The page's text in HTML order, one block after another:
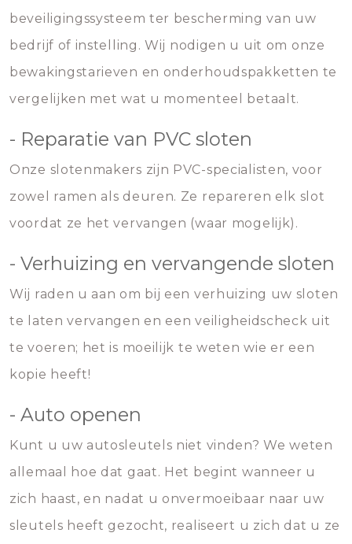
beveiligingssysteem ter bescherming van uw
bedrijf of instelling. Wij nodigen u uit om onze
bewakingstarieven en onderhoudspakketten te
vergelijken met wat u momenteel betaalt.
- Reparatie van PVC sloten
Onze slotenmakers zijn PVC-specialisten, voor
zowel ramen als deuren. Ze repareren elk slot
voordat ze het vervangen (waar mogelijk).
- Verhuizing en vervangende sloten
Wij raden u aan om bij een verhuizing uw sloten
te laten vervangen en een veiligheidscheck uit
te voeren; het is moeilijk te weten wie er een
kopie heeft!
- Auto openen
Kunt u uw autosleutels niet vinden? We weten
allemaal hoe dat gaat. Het begint wanneer u
zich haast, en nadat u onvermoeibaar naar uw
sleutels heeft gezocht, realiseert u zich dat u ze